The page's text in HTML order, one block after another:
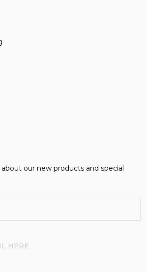
our new products and special